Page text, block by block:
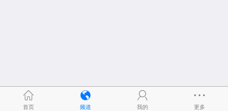
首页 频道 我的 更多